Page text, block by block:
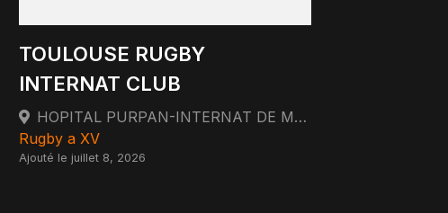
TOULOUSE RUGBY
INTERNAT CLUB
HOPITAL PURPAN-INTERNAT DE MEDECINE 1 PLACE DU DOCTEUR BAYLAC 31300 TOULOUSE
Rugby a XV
Ajouté le juillet 8, 2026